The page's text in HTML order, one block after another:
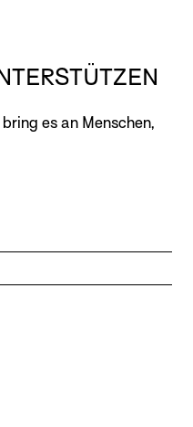
es an Menschen,